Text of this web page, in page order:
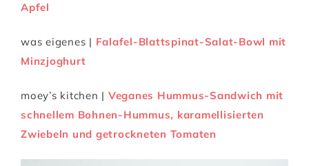
Apfel
was eigenes | Falafel-Blattspinat-Salat-Bowl mit
Minzjoghurt
moey’s kitchen | Veganes Hummus-Sandwich mit
schnellem Bohnen-Hummus, karamellisierten
Zwiebeln und getrockneten Tomaten